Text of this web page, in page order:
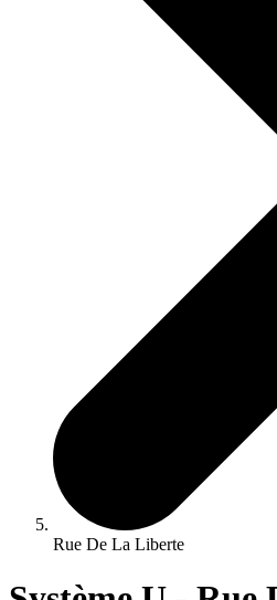
Rue De La Liberte